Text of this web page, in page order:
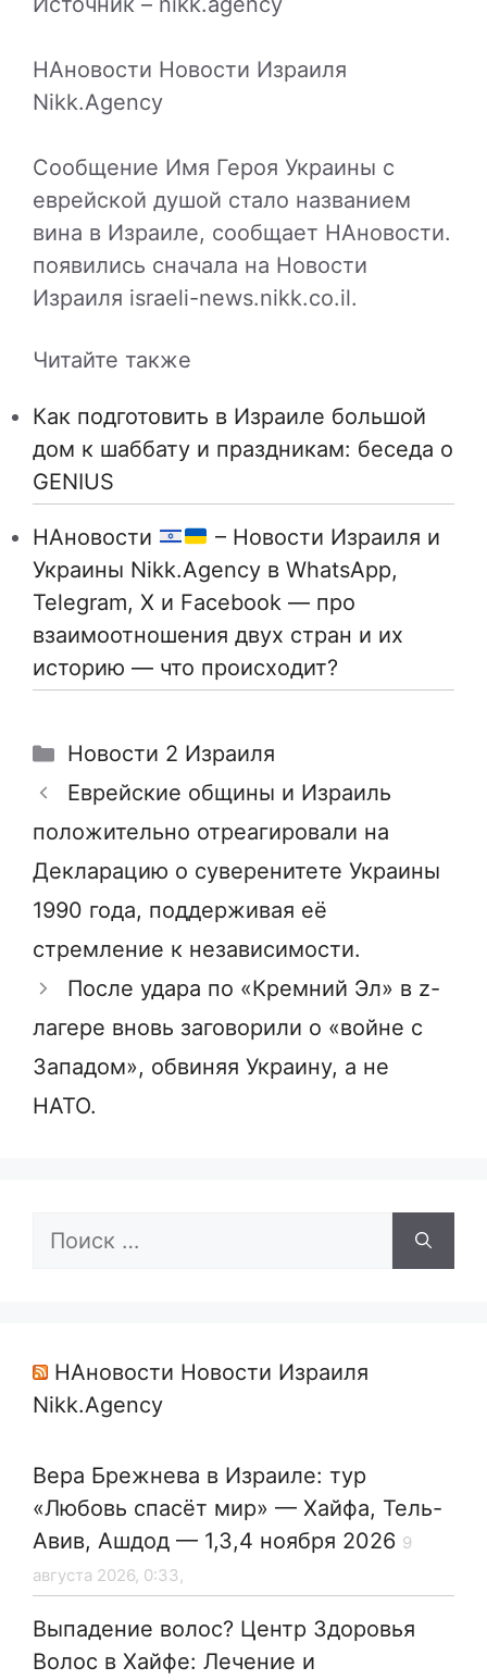
НАновости Новости Израиля
Nikk.Agency
Сообщение Имя Героя Украины с
еврейской душой стало названием
вина в Израиле, сообщает НАновости.
появились сначала на Новости
Израиля israeli-news.nikk.co.il.
Читайте также
Как подготовить в Израиле большой
дом к шаббату и праздникам: беседа о
GENIUS
НАновости
– Новости Израиля и
Украины Nikk.Agency в WhatsApp,
Telegram, X и Facebook — про
взаимоотношения двух стран и их
историю — что происходит?
Рубрики
Новости 2 Израиля
Еврейские общины и Израиль
положительно отреагировали на
Декларацию о суверенитете Украины
1990 года, поддерживая её
стремление к независимости.
После удара по «Кремний Эл» в z-
лагере вновь заговорили о «войне с
Западом», обвиняя Украину, а не
НАТО.
Поиск:
НАновости Новости Израиля
Nikk.Agency
Вера Брежнева в Израиле: тур
«Любовь спасёт мир» — Хайфа, Тель-
Авив, Ашдод — 1,3,4 ноября 2026 9
августа 2026, 0:33,
Выпадение волос? Центр Здоровья
Волос в Хайфе: Лечение и